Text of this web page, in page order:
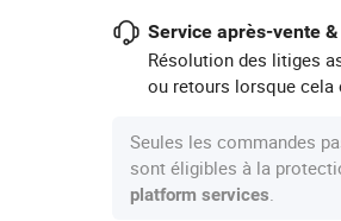
Service après-vente
Résolution des litiges
ou retours lorsque cela
Seules les commandes
sont éligibles à la
platform services